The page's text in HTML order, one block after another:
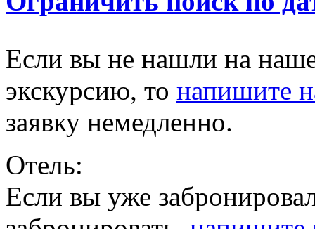
Если вы не нашли на
экскурсию, то напишите
заявку немедленно.
Отель:
Если вы уже